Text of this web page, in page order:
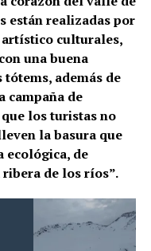
están realizadas por
culturales,
una buena
además de
campaña de
que los turistas no
la basura que
ecológica, de
de los ríos”.